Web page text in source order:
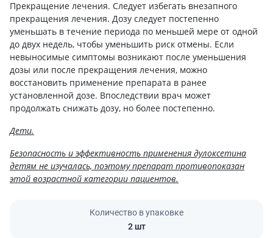
Прекращение лечения. Следует избегать внезапного
прекращения лечения. Дозу следует постепенно
уменьшать в течение периода по меньшей мере от одной
до двух недель, чтобы уменьшить риск отмены. Если
невыносимые симптомы возникают после уменьшения
дозы или после прекращения лечения, можно
восстановить применение препарата в ранее
установленной дозе. Впоследствии врач может
продолжать снижать дозу, но более постепенно.
Дети.
Безопасность и эффективность применения дулоксетина
детям не изучалась, поэтому препарат противопоказан
этой возрастной категории пациентов.
Количество в упаковке
2 шт